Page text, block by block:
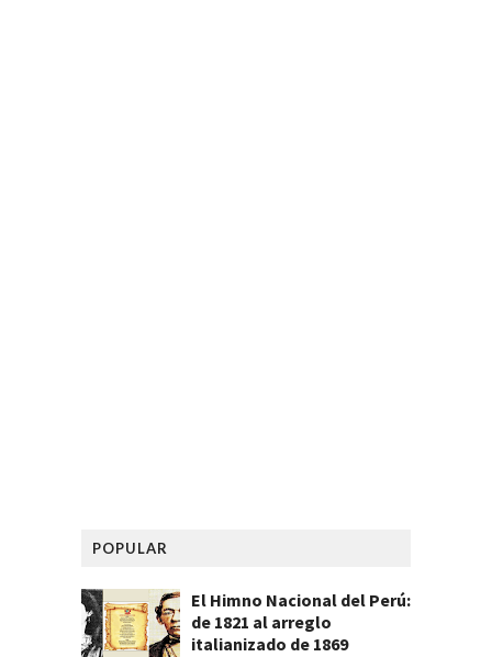
POPULAR
El Himno Nacional del Perú:
de 1821 al arreglo
italianizado de 1869